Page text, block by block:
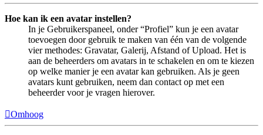
Hoe kan ik een avatar instellen?
In je Gebruikerspaneel, onder “Profiel” kun je een avatar
toevoegen door gebruik te maken van één van de volgende
vier methodes: Gravatar, Galerij, Afstand of Upload. Het is
aan de beheerders om avatars in te schakelen en om te kiezen
op welke manier je een avatar kan gebruiken. Als je geen
avatars kunt gebruiken, neem dan contact op met een
beheerder voor je vragen hierover.
Omhoog